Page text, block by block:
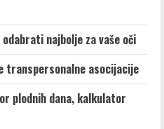
najbolje za vaše oči
transpersonalne asocijacije
plodnih dana, kalkulator